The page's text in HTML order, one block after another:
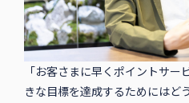
「お客さまに早くポイントサ
きな目標を達成するためにはど